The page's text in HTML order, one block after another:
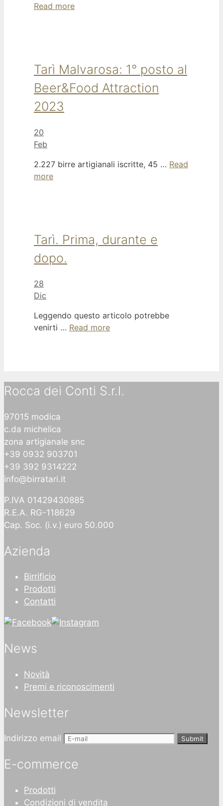
Read more
Tarì Malvarosa: 1° posto al
Beer&Food Attraction
2023
20
Feb
2.227 birre artigianali iscritte, 45 … Read
more
Tarì. Prima, durante e
dopo.
28
Dic
Leggendo questo articolo potrebbe
venirti … Read more
Rocca dei Conti S.r.l.
97015 modica
c.da michelica
zona artigianale snc
+39 0932 903701
+39 392 9314222
info@birratari.it
P.IVA 01429430885
R.E.A. RG-118629
Cap. Soc. (i.v.) euro 50.000
Azienda
Birrificio
Prodotti
Contatti
News
Novità
Premi e riconoscimenti
Newsletter
Indirizzo email Submit
E-commerce
Prodotti
Condizioni di vendita